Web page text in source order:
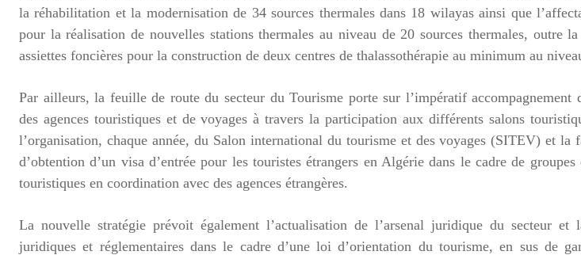
la réhabilitation et la modernisation de 34 sources thermales dans 18 wilayas ainsi que
pour la réalisation de nouvelles stations thermales au niveau de 20 sources thermales, outre la
assiettes foncières pour la construction de deux centres de thalassothérapie au minimum au
Par ailleurs, la feuille de route du secteur du Tourisme porte sur l’impératif accompagnement
des agences touristiques et de voyages à travers la participation aux différents salons
l’organisation, chaque année, du Salon international du tourisme et des voyages (SITEV) et la
d’obtention d’un visa d’entrée pour les touristes étrangers en Algérie dans le cadre de groupes
touristiques en coordination avec des agences étrangères.
La nouvelle stratégie prévoit également l’actualisation de l’arsenal juridique du secteur et
juridiques et réglementaires dans le cadre d’une loi d’orientation du tourisme, en sus de